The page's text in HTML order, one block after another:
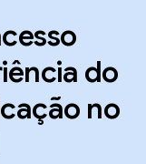
do
no